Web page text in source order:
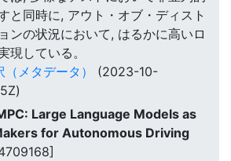
と同時に, アウト・オブ・ディスト
ンの状況において, はるかに高いロ
現している。
メタデータ）
(2023-10-
Large Language Models as
for Autonomous Driving